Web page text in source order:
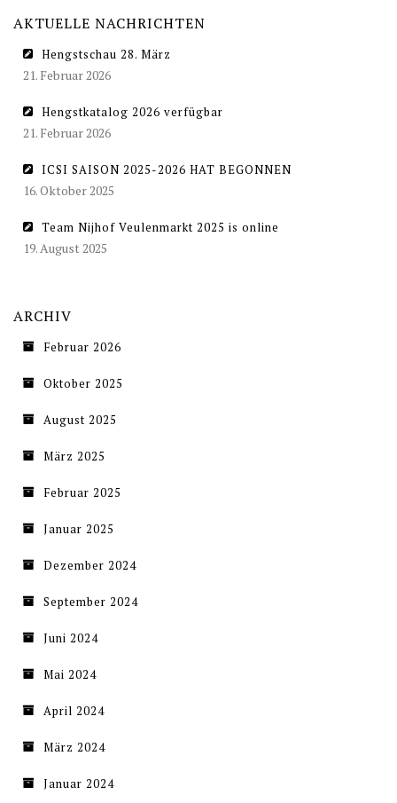
AKTUELLE NACHRICHTEN
Hengstschau 28. März
21. Februar 2026
Hengstkatalog 2026 verfügbar
21. Februar 2026
ICSI SAISON 2025-2026 HAT BEGONNEN
16. Oktober 2025
Team Nijhof Veulenmarkt 2025 is online
19. August 2025
ARCHIV
Februar 2026
Oktober 2025
August 2025
März 2025
Februar 2025
Januar 2025
Dezember 2024
September 2024
Juni 2024
Mai 2024
April 2024
März 2024
Januar 2024